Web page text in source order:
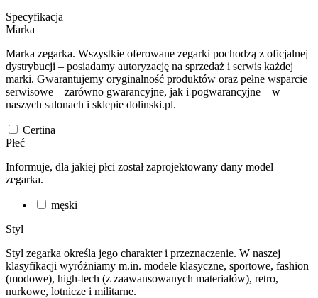
Specyfikacja
Marka
Marka zegarka. Wszystkie oferowane zegarki pochodzą z oficjalnej
dystrybucji – posiadamy autoryzację na sprzedaż i serwis każdej
marki. Gwarantujemy oryginalność produktów oraz pełne wsparcie
serwisowe – zarówno gwarancyjne, jak i pogwarancyjne – w
naszych salonach i sklepie dolinski.pl.
Certina
Płeć
Informuje, dla jakiej płci został zaprojektowany dany model
zegarka.
męski
Styl
Styl zegarka określa jego charakter i przeznaczenie. W naszej
klasyfikacji wyróżniamy m.in. modele klasyczne, sportowe, fashion
(modowe), high-tech (z zaawansowanych materiałów), retro,
nurkowe, lotnicze i militarne.